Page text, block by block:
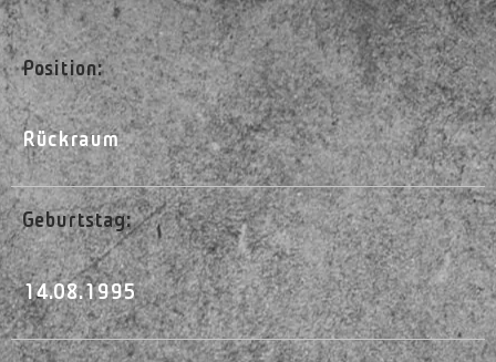
Position:
Rückraum
Geburtstag:
14.08.1995